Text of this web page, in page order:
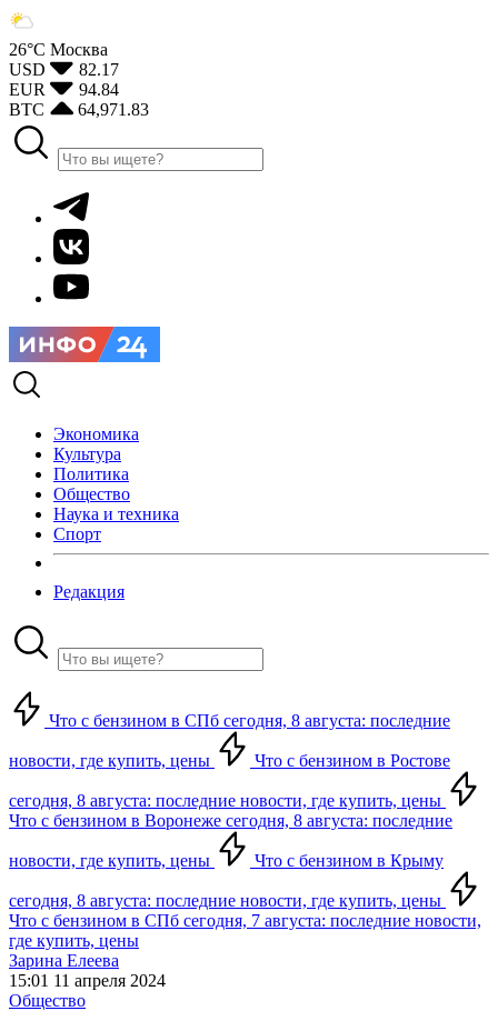
26°С Москва
USD
82.17
EUR
94.84
BTC
64,971.83
Экономика
Культура
Политика
Общество
Наука и техника
Спорт
Редакция
Что с бензином в СПб сегодня, 8 августа: последние
новости, где купить, цены Что с бензином в Ростове
сегодня, 8 августа: последние новости, где купить, цены
Что с бензином в Воронеже сегодня, 8 августа: последние
новости, где купить, цены Что с бензином в Крыму
сегодня, 8 августа: последние новости, где купить, цены
Что с бензином в СПб сегодня, 7 августа: последние новости,
где купить, цены
Зарина Елеева
15:01 11 апреля 2024
Общество